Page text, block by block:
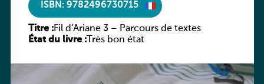
ISBN: 9782496730715
Titre :Fil d’Ariane 3 – Parcours de textes
État du livre :Très bon état